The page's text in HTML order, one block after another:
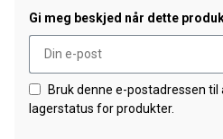
Gi meg beskjed når dette
Bruk denne e-postadressen
lagerstatus for produkter.